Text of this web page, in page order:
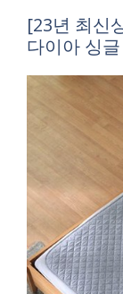
[23년 최신
다이아 싱